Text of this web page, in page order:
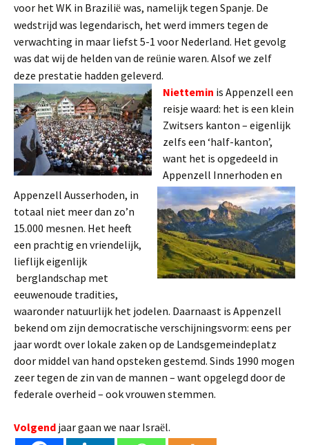
voor het WK in Brazilië was, namelijk tegen Spanje. De
wedstrijd was legendarisch, het werd immers tegen de
verwachting in maar liefst 5-1 voor Nederland. Het gevolg
was dat wij de helden van de reünie waren. Alsof we zelf
deze prestatie hadden geleverd.
Niettemin is Appenzell een
reisje waard: het is een klein
Zwitsers kanton – eigenlijk
zelfs een ‘half-kanton’,
want het is opgedeeld in
Appenzell Innerhoden en
Appenzell Ausserhoden, in
totaal niet meer dan zo’n
15.000 mesnen. Het heeft
een prachtig en vriendelijk,
lieflijk eigenlijk
berglandschap met
eeuwenoude tradities,
waaronder natuurlijk het jodelen. Daarnaast is Appenzell
bekend om zijn democratische verschijningsvorm: eens per
jaar wordt over lokale zaken op de Landsgemeindeplatz
door middel van hand opsteken gestemd. Sinds 1990 mogen
zeer tegen de zin van de mannen – want opgelegd door de
federale overheid – ook vrouwen stemmen.
Volgend jaar gaan we naar Israël.